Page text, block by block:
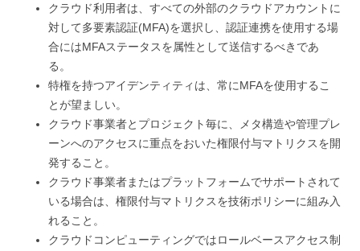
クラウド利用者は、すべての外部のクラウドアカウントに
対して多要素認証(MFA)を選択し、認証連携を使用する場
合にはMFAステータスを属性として送信するべきであ
る。
特権を持つアイデンティティは、常にMFAを使用するこ
とが望ましい。
クラウド事業者とプロジェクト毎に、メタ構造や管理プレ
ーンへのアクセスに重点をおいた権限付与マトリクスを開
発すること。
クラウド事業者またはプラットフォームでサポートされて
いる場合は、権限付与マトリクスを技術ポリシーに組み入
れること。
クラウドコンピューティングではロールベースアクセス制